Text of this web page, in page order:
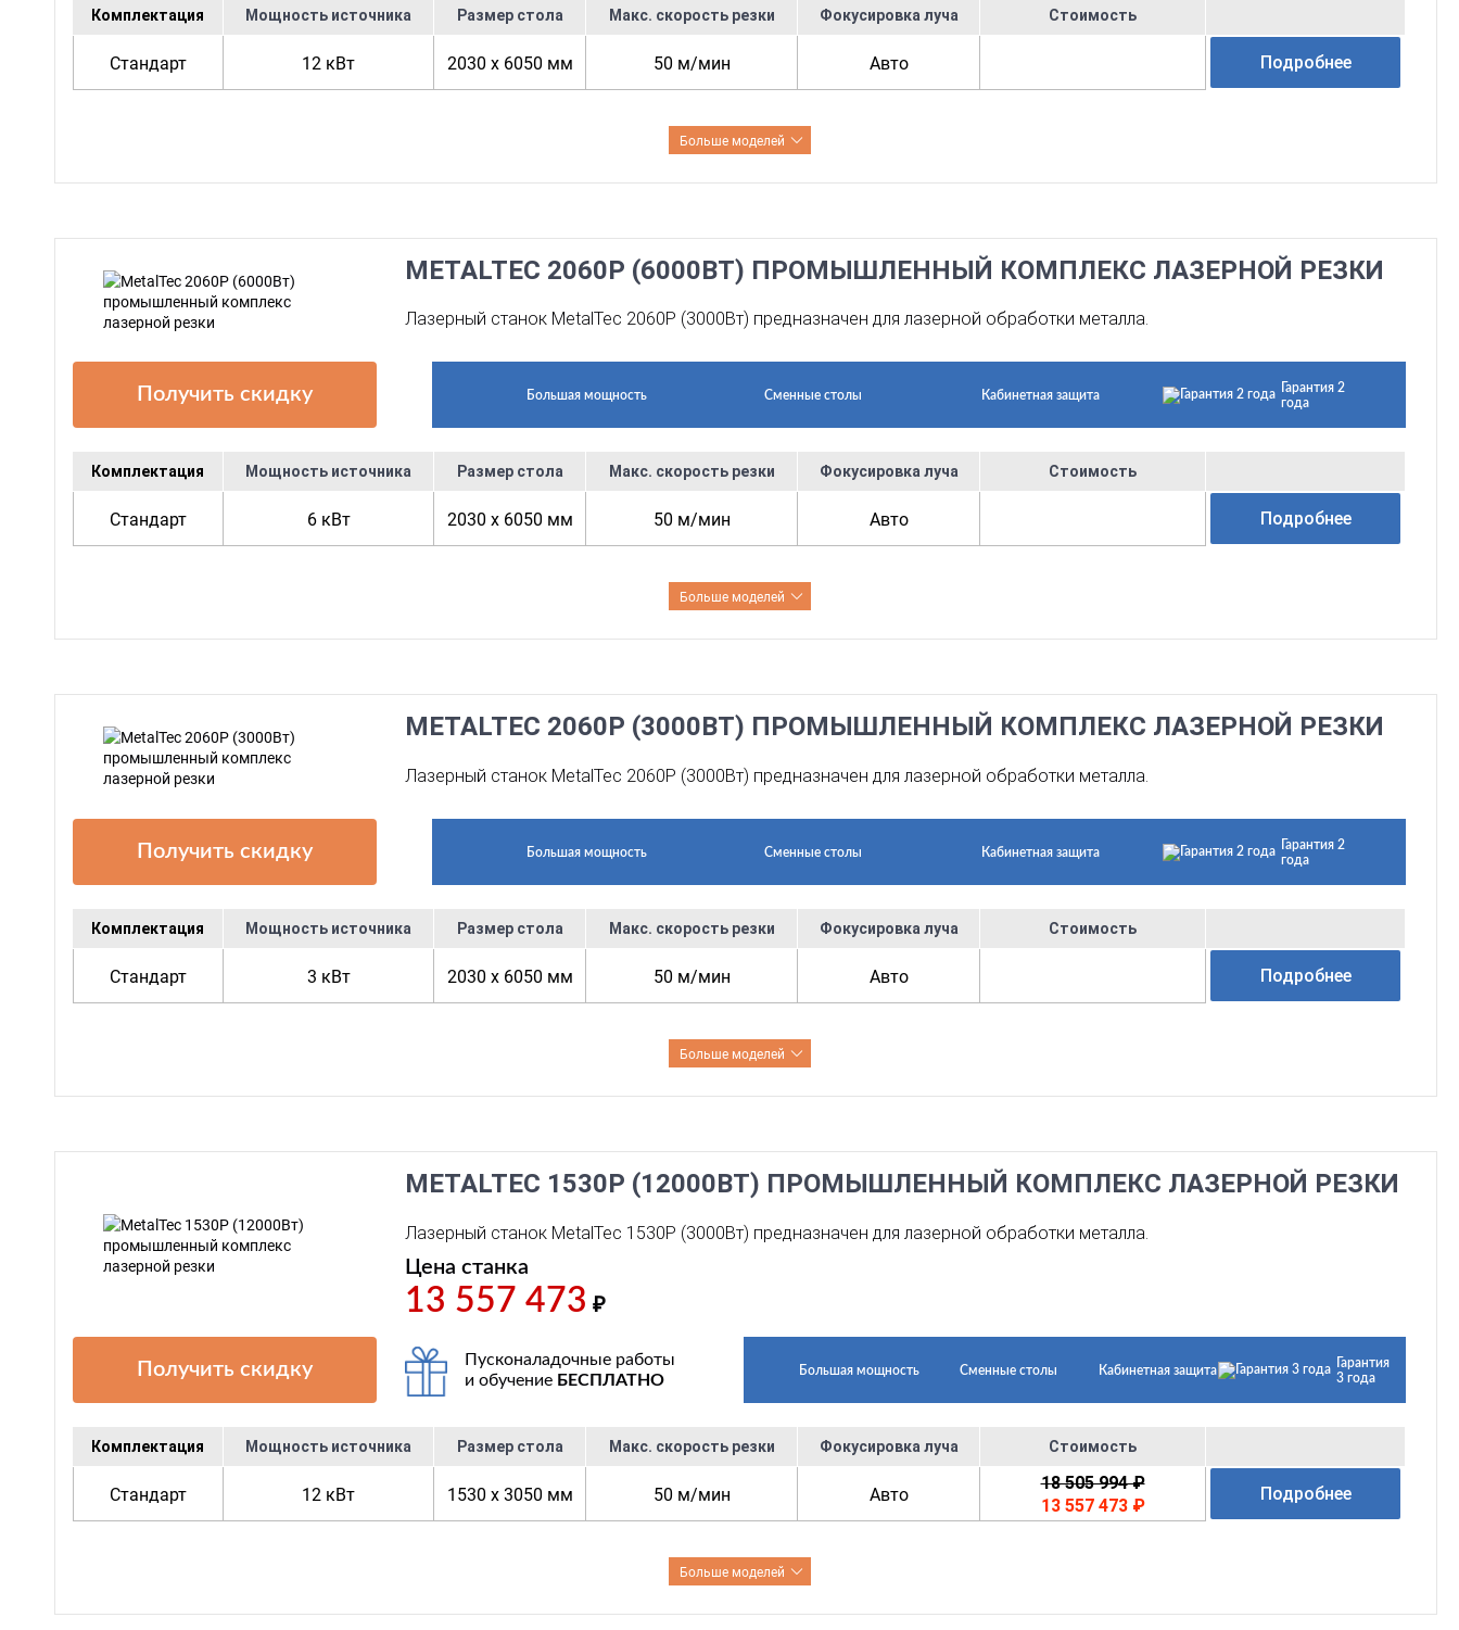
Комплектация Мощность источника Размер стола Макс. скорость резки Фокусировка луча Стоимость
Стандарт 12 кВт 2030 x 6050 мм 50 м/мин Авто Подробнее
Больше моделей
METALTEC 2060P (6000ВТ) ПРОМЫШЛЕННЫЙ КОМПЛЕКС ЛАЗЕРНОЙ РЕЗКИ
Лазерный станок MetalTec 2060P (3000Вт) предназначен для лазерной обработки металла.
Получить скидку Большая мощность Сменные столы Кабинетная защита
Гарантия 2
года
Комплектация Мощность источника Размер стола Макс. скорость резки Фокусировка луча Стоимость
Стандарт 6 кВт 2030 x 6050 мм 50 м/мин Авто Подробнее
Больше моделей
METALTEC 2060P (3000ВТ) ПРОМЫШЛЕННЫЙ КОМПЛЕКС ЛАЗЕРНОЙ РЕЗКИ
Лазерный станок MetalTec 2060P (3000Вт) предназначен для лазерной обработки металла.
Получить скидку Большая мощность Сменные столы Кабинетная защита
Гарантия 2
года
Комплектация Мощность источника Размер стола Макс. скорость резки Фокусировка луча Стоимость
Стандарт 3 кВт 2030 x 6050 мм 50 м/мин Авто Подробнее
Больше моделей
METALTEC 1530P (12000ВТ) ПРОМЫШЛЕННЫЙ КОМПЛЕКС ЛАЗЕРНОЙ РЕЗКИ
Лазерный станок MetalTec 1530P (3000Вт) предназначен для лазерной обработки металла.
Цена станка
13 557 473 ₽
Получить скидку
Пусконаладочные работы
и обучение БЕСПЛАТНО
Большая мощность Сменные столы Кабинетная защита
Гарантия
3 года
Комплектация Мощность источника Размер стола Макс. скорость резки Фокусировка луча Стоимость
Стандарт 12 кВт 1530 x 3050 мм 50 м/мин Авто
18 505 994 ₽
13 557 473 ₽
Подробнее
Больше моделей